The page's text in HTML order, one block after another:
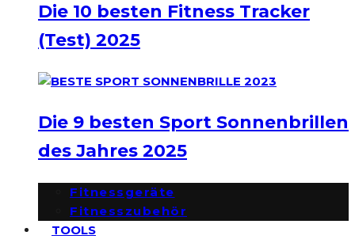
Die 10 besten Fitness Tracker
(Test) 2025
Die 9 besten Sport Sonnenbrillen
des Jahres 2025
Fitnessgeräte
Fitnesszubehör
TOOLS